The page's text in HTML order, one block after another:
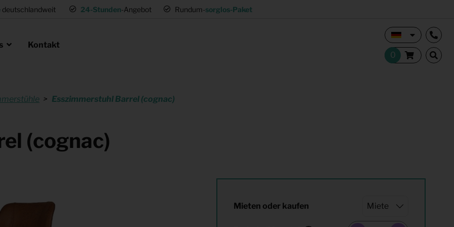
deutschlandweit 24-Stunden-Angebot Rundum-sorglos-Paket
Kontakt
als Profi
Mietmöbel für Expat Mitarbeiter
Einrichtung für (Fernseh) Produktion Shop
Esszimmerstuhl Barrel (cognac)
(cognac)
Mieten oder kaufen